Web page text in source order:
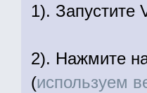
1). Запустите
2). Нажмите
(используем